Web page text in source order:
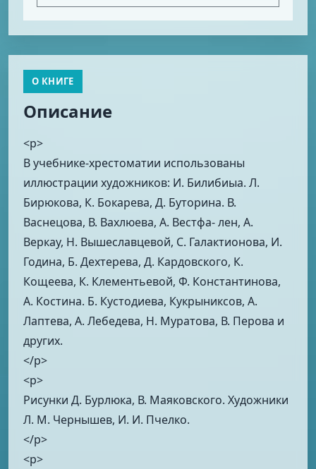
О КНИГЕ
Описание
<p>
В учебнике-хрестоматии использованы
иллюстрации художников: И. Билибиыа. Л.
Бирюкова, К. Бокарева, Д. Буторина. В.
Васнецова, В. Вахлюева, А. Вестфа- лен, А.
Веркау, Н. Вышеславцевой, С. Галактионова, И.
Година, Б. Дехтерева, Д. Кардовского, К.
Кощеева, К. Клементьевой, Ф. Константинова,
А. Костина. Б. Кустодиева, Кукрыниксов, А.
Лаптева, А. Лебедева, Н. Муратова, В. Перова и
других.
</p>
<p>
Рисунки Д. Бурлюка, В. Маяковского. Художники
Л. М. Чернышев, И. И. Пчелко.
</p>
<p>